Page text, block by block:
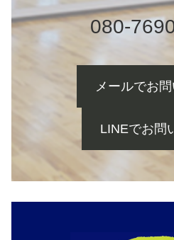
080-
メールでお
LINEでお問